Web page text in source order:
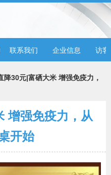
联系我们 企业信息 访客
降30元|富硒大米 增强免疫力，
增强免疫力，从
开始